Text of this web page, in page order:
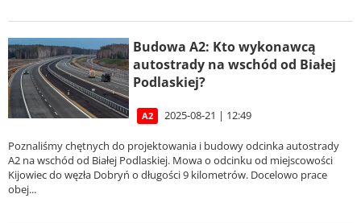
Budowa A2: Kto wykonawcą
autostrady na wschód od Białej
Podlaskiej?
A2 2025-08-21 | 12:49
Poznaliśmy chętnych do projektowania i budowy odcinka autostrady
A2 na wschód od Białej Podlaskiej. Mowa o odcinku od miejscowości
Kijowiec do węzła Dobryń o długości 9 kilometrów. Docelowo prace
obej...